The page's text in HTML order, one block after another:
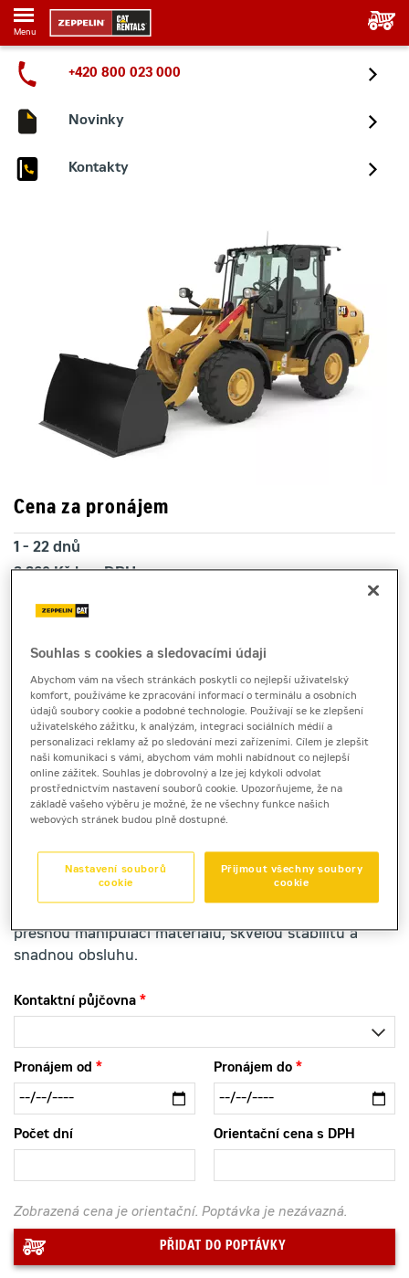
Menu
+420 800 023 000
Novinky
Kontakty
Cena za pronájem
1 - 22 dnů
3 860 Kč bez DPH
3 520 Kč bez DPH
4 259 Kč s DPH
Kauce
20 000 Kč
kompaktní nakladače
Cat 906
Produktový list [0,9 MB] Brožura [2,3 MB]
přesnou manipulaci materiálu, skvělou stabilitu a
snadnou obsluhu.
Kontaktní půjčovna
Pronájem od Pronájem do
Počet dní Orientační cena s DPH
Zobrazená cena je orientační. Poptávka je nezávazná.
PŘIDAT DO POPTÁVKY
Souhlas s cookies a sledovacími údaji
Abychom vám na všech stránkách poskytli co nejlepší uživatelský
komfort, používáme ke zpracování informací o terminálu a osobních
údajů soubory cookie a podobné technologie. Používají se ke zlepšení
uživatelského zážitku, k analýzám, integraci sociálních médií a
personalizaci reklamy až po sledování mezi zařízeními. Cílem je zlepšit
naši komunikaci s vámi, abychom vám mohli nabídnout co nejlepší
online zážitek. Souhlas je dobrovolný a lze jej kdykoli odvolat
prostřednictvím nastavení souborů cookie. Upozorňujeme, že na
základě vašeho výběru je možné, že ne všechny funkce našich
webových stránek budou plně dostupné.
Přijmout všechny soubory
cookie
Nastavení souborů
cookie